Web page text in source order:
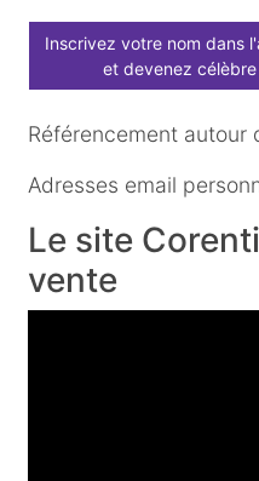
Inscrivez votre nom dans
et devenez célèbre
Référencement autour
Adresses email
Le site
vente